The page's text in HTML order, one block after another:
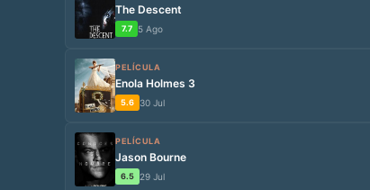
The Descent
7.7 5 Ago
PELÍCULA
Enola Holmes 3
5.6 30 Jul
PELÍCULA
Jason Bourne
6.5 29 Jul